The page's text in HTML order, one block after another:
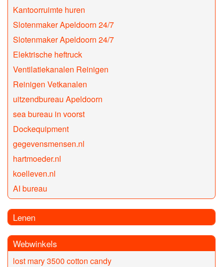
Kantoorruimte huren
Slotenmaker Apeldoorn 24/7
Slotenmaker Apeldoorn 24/7
Elektrische heftruck
Ventilatiekanalen Reinigen
Reinigen Vetkanalen
uitzendbureau Apeldoorn
sea bureau in voorst
Dockequipment
gegevensmensen.nl
hartmoeder.nl
koelleven.nl
AI bureau
Lenen
Webwinkels
lost mary 3500 cotton candy